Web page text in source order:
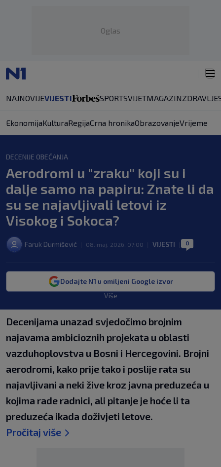
Oglas
NAJNOVIJEVIJESTI SPORTSVIJETMAGAZINZDRAVLJE
EkonomijaKulturaRegijaCrna hronikaObrazovanjeVrijeme
DECENIJE OBEĆANJA
Aerodromi u "zraku" koji su i
dalje samo na papiru: Znate li da
su se najavljivali letovi iz
Visokog i Sokoca?
Faruk Durmišević 08. maj. 2026. 07:00 VIJESTI 0
Dodajte N1 u omiljeni Google izvor
Više
Decenijama unazad svjedočimo brojnim
najavama ambicioznih projekata u oblasti
vazduhoplovstva u Bosni i Hercegovini. Brojni
aerodromi, kako prije tako i poslije rata su
najavljivani a neki žive kroz javna preduzeća u
kojima rade radnici, ali pitanje je hoće li ta
preduzeća ikada doživjeti letove.
Pročitaj više